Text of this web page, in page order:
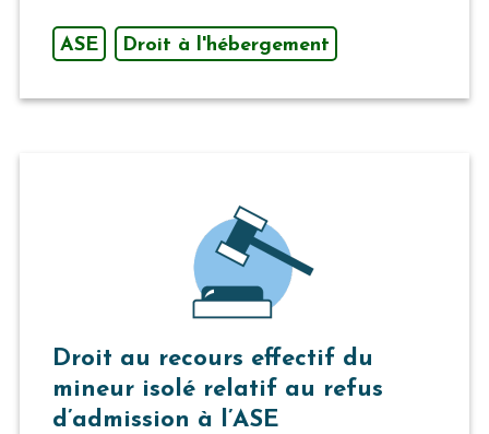
ASE Droit à l'hébergement
Droit au recours effectif du
mineur isolé relatif au refus
d’admission à l’ASE